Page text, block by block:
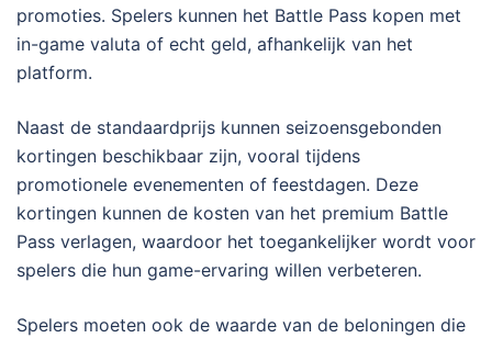
promoties. Spelers kunnen het Battle Pass kopen met
in-game valuta of echt geld, afhankelijk van het
platform.
Naast de standaardprijs kunnen seizoensgebonden
kortingen beschikbaar zijn, vooral tijdens
promotionele evenementen of feestdagen. Deze
kortingen kunnen de kosten van het premium Battle
Pass verlagen, waardoor het toegankelijker wordt voor
spelers die hun game-ervaring willen verbeteren.
Spelers moeten ook de waarde van de beloningen die